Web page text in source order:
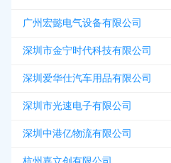
广州宏懿电气设备有限公司
深圳市金宁时代科技有限公司
深圳爱华仕汽车用品有限公司
深圳市光速电子有限公司
深圳中港亿物流有限公司